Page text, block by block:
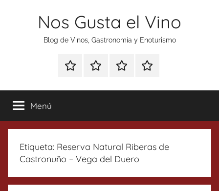
Nos Gusta el Vino
Blog de Vinos, Gastronomía y Enoturismo
Especial
Tonics
Enoturismo
Gastronomía
RankingContacto
Menú
Etiqueta: Reserva Natural Riberas de
Castronuño – Vega del Duero